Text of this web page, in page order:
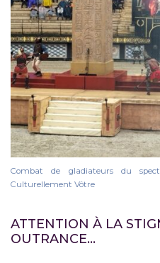
Combat de gladiateurs du
Culturellement Vôtre
ATTENTION À LA
OUTRANCE…